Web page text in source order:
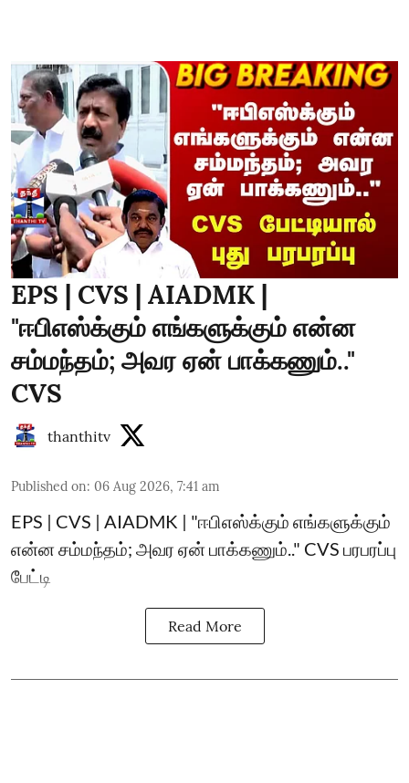
EPS | CVS | AIADMK |
"ஈபிஎஸ்க்கும் எங்களுக்கும் என்ன
சம்மந்தம்; அவர ஏன் பாக்கணும்.."
CVS
thanthitv
Published on: 06 Aug 2026, 7:41 am
EPS | CVS | AIADMK | "ஈபிஎஸ்க்கும் எங்களுக்கும்
என்ன சம்மந்தம்; அவர ஏன் பாக்கணும்.." CVS பரபரப்பு
பேட்டி
Read More